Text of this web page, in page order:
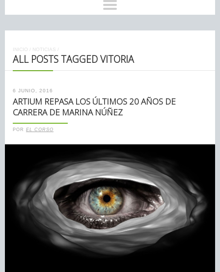
INICIO / NOTICIAS /
ALL POSTS TAGGED VITORIA
6 JUNIO, 2016
ARTIUM REPASA LOS ÚLTIMOS 20 AÑOS DE
CARRERA DE MARINA NÚÑEZ
POR EL CORSO